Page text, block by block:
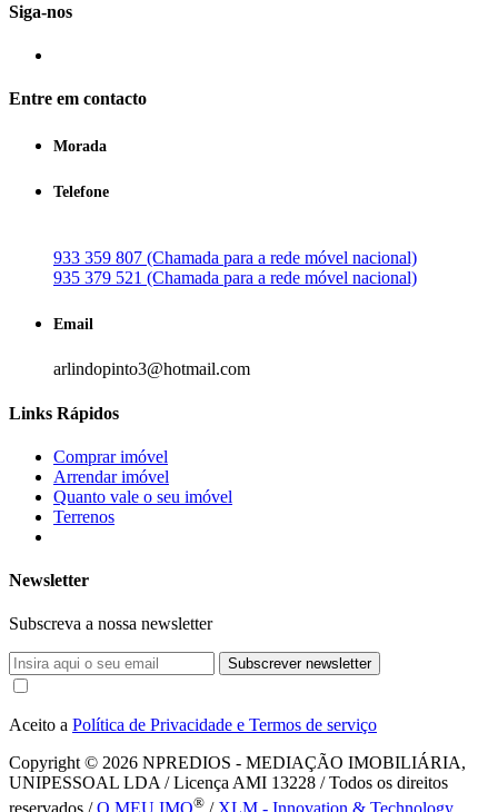
Siga-nos
Entre em contacto
Morada
Telefone
933 359 807 (Chamada para a rede móvel nacional)
935 379 521 (Chamada para a rede móvel nacional)
Email
arlindopinto3@hotmail.com
Links Rápidos
Comprar imóvel
Arrendar imóvel
Quanto vale o seu imóvel
Terrenos
Newsletter
Subscreva a nossa newsletter
Subscrever newsletter
Aceito a Política de Privacidade e Termos de serviço
Copyright © 2026 NPREDIOS - MEDIAÇÃO IMOBILIÁRIA,
UNIPESSOAL LDA / Licença AMI 13228 / Todos os direitos
reservados /O MEU IMO® / XLM - Innovation & Technology